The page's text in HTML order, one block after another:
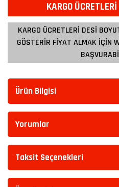
KARGO
KARGO ÜCRETLERİ DESİ
GÖSTERİR FİYAT ALMAK İÇİN
Ürün Bilgisi
Yorumlar
Taksit Seçenekleri